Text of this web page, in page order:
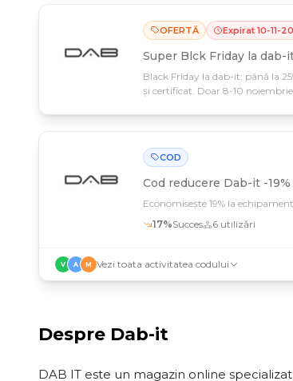
OFERTĂ Expirat 10-11-
Super Blck Friday la dab-
Black Friday la dab-it: până la
și certificat. Doar 8-10
COD
Cod reducere Dab-it -
Economisește 19% la
17%Succes 6 utilizări
V A M Vezi toata activitatea codului
Despre Dab-it
DAB IT este un magazin online